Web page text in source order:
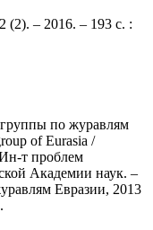
(2). – 2016. – 193 с. :
по журавлям
of Eurasia /
т проблем
Академии наук. –
Евразии, 2013